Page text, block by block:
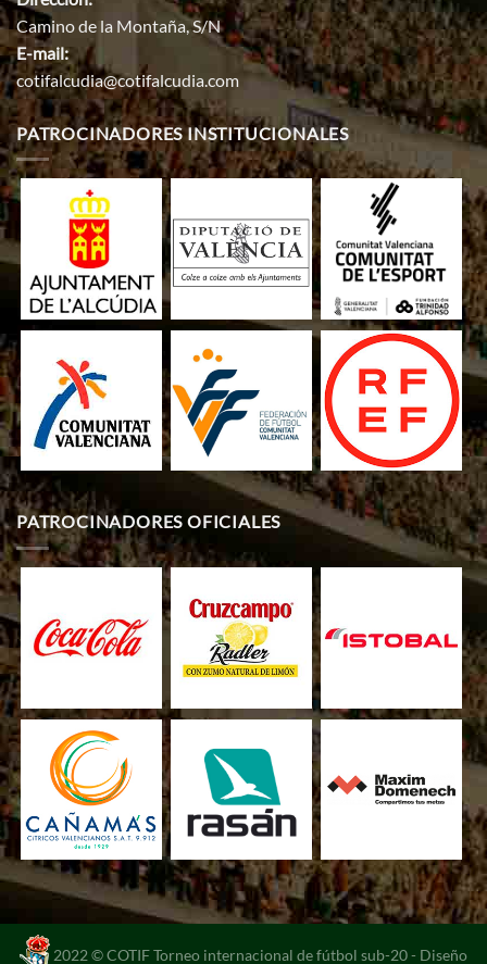
Camino de la Montaña, S/N
E-mail:
cotifalcudia@cotifalcudia.com
PATROCINADORES INSTITUCIONALES
PATROCINADORES OFICIALES
2022 © COTIF Torneo internacional de fútbol sub-20 - Diseño